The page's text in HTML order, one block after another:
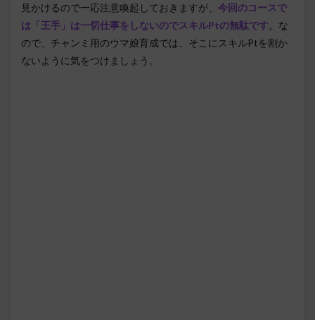
見かけるので一応注意喚起しておきますが、 今回のコースで
は「王手」は一切仕事をしないのでスキルPtの無駄です。な
ので、チャンミ用のウマ娘育成では、そこにスキルPtを割か
ないように気をつけましょう。